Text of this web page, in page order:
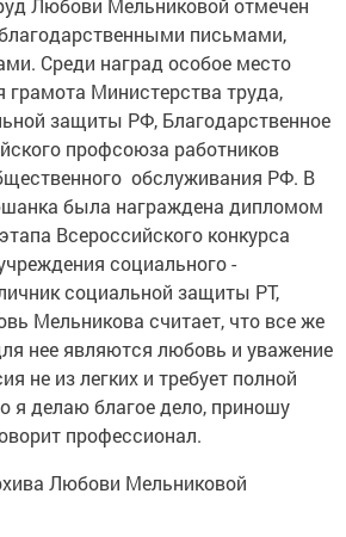
Любови Мельниковой отмечен
письмами,
Среди наград особое место
Министерства труда,
защиты РФ, Благодарственное
профсоюза работников
обслуживания РФ. В
была награждена дипломом
Всероссийского конкурса
социального
социальной защиты РТ,
Мельникова считает, что все же
нее являются любовь и уважение
не из легких и ­требует полной
я делаю благое дело, приношу
­профессионал.
Любови Мельниковой